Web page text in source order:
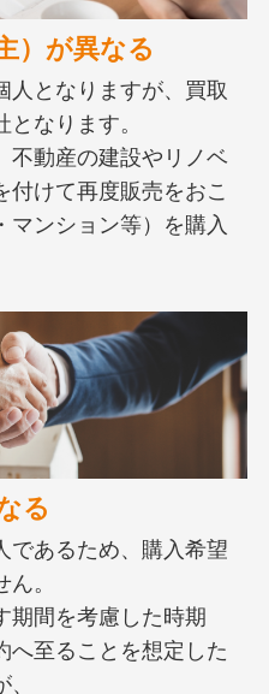
）が異なる
人となりますが、買取
なります。
不動産の建設やリノベ
付けて再度販売をおこ
マンション等）を購入
る
であるため、購入希望
。
期間を考慮した時期
へ至ることを想定した